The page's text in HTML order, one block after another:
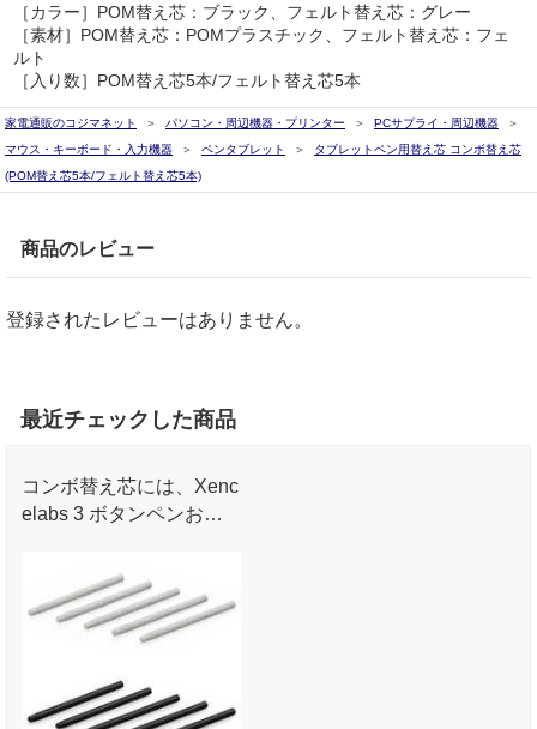
［カラー］POM替え芯：ブラック、フェルト替え芯：グレー
［素材］POM替え芯：POMプラスチック、フェルト替え芯：フェ
ルト
［入り数］POM替え芯5本/フェルト替え芯5本
家電通販のコジマネット パソコン・周辺機器・プリンター
PCサプライ・周辺機器
マウス・キーボード・入力機器
ペンタブレット
タブレットペン用替え芯 コンボ替え芯
(POM替え芯5本/フェルト替え芯5本)
商品のレビュー
登録されたレビューはありません。
最近チェックした商品
コンボ替え芯には、Xenc
elabs 3 ボタンペンおよ
入っています。